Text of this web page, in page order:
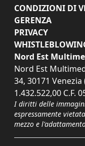
CONDIZIONI DI
GERENZA
PRIVACY
Nord Est
Nord Est
34, 30171 Venezia
1.432.522,00 C.F.
I diritti delle
espressamente
mezzo e